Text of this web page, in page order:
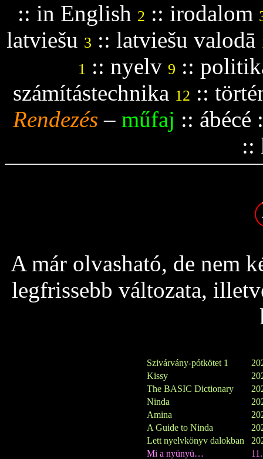
:: in English 2 :: irodalom
latviešu 3 :: latviešu valodā
1 :: nyelv 9 ::
számítástechnika 12 ::
Rendezés – műfaj :: ábécé
::
A már olvasható, de nem
legfrissebb változata,
Szivárvány-pótkötet 1
Kissy
The BASIC Dictionary
Ninda
Amina
A Guide to Ninda
Lett nyelvkönyv dalokban
Mi a nyünyü…